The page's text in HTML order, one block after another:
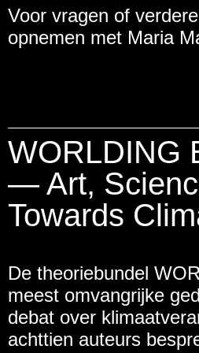
Voor vragen of
opnemen met Maria
WORLDING
— Art,
Towards
De theoriebundel
meest omvangrijke
debat over
achttien auteurs